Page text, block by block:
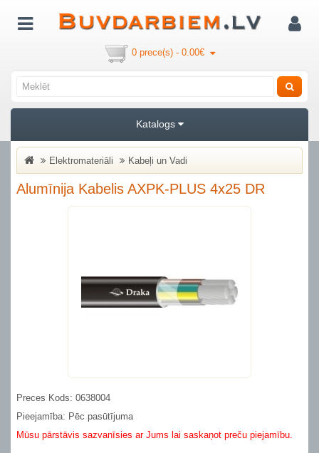
0 prece(s) - 0.00€
Katalogs
Elektromateriāli Kabeļi un Vadi
Alumīnija Kabelis AXPK-PLUS 4x25 DR
Preces Kods: 0638004
Pieejamība: Pēc pasūtījuma
Mūsu pārstāvis sazvanīsies ar Jums lai saskaņot preču piejamību.